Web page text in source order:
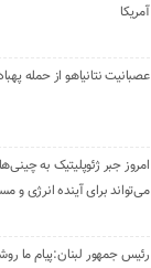
آمریکا
عصبانیت نتانیاهو از حمله
امروز جبر ژئوپلیتیک به
می‌تواند برای آینده انرژی و
رئیس جمهور لبنان:پیام ما